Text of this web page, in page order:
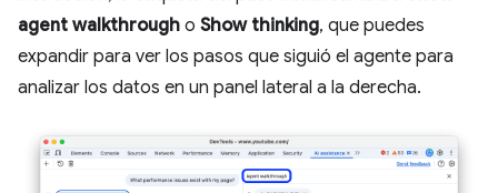
agent walkthrough o Show thinking, que puedes
expandir para ver los pasos que siguió el agente para
analizar los datos en un panel lateral a la derecha.